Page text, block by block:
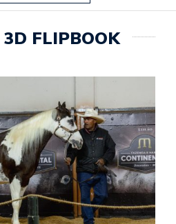
3D FLIPBOOK